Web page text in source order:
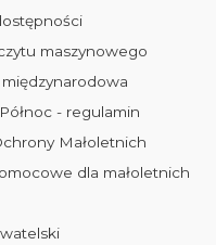
maszynowego
międzynarodowa
- regulamin
Małoletnich
dla małoletnich